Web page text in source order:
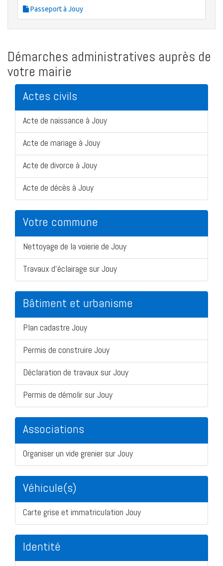
Passeport à Jouy
Démarches administratives auprès de
votre mairie
Actes civils
Acte de naissance à Jouy
Acte de mariage à Jouy
Acte de divorce à Jouy
Acte de décès à Jouy
Votre commune
Nettoyage de la voierie de Jouy
Travaux d'éclairage sur Jouy
Bâtiment et urbanisme
Plan cadastre Jouy
Permis de construire Jouy
Déclaration de travaux sur Jouy
Permis de démolir sur Jouy
Associations
Organiser un vide grenier sur Jouy
Véhicule(s)
Carte grise et immatriculation Jouy
Identité